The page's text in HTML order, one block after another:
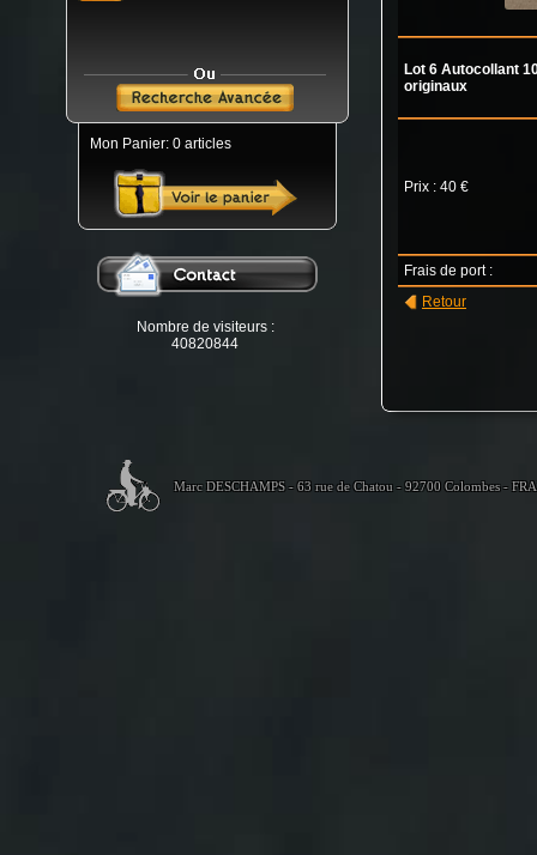
Mon Panier: 0 articles
Nombre de visiteurs :
40820844
Lot 6 Autocollant
originaux
Prix : 40 €
Frais de port :
Retour
Marc DESCHAMPS - 63 rue de Chatou - 92700 Colombes -